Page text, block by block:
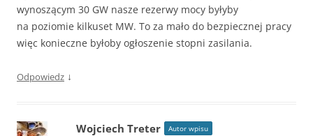
wynoszącym 30 GW nasze rezerwy mocy byłyby
na poziomie kilkuset MW. To za mało do bezpiecznej pracy
więc konieczne byłoby ogłoszenie stopni zasilania.
Odpowiedz ↓
Wojciech Treter Autor wpisu